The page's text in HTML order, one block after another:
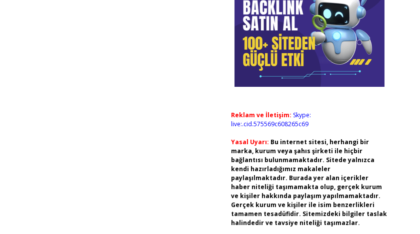
Reklam ve İletişim: Skype:
live:.cid.575569c608265c69
Yasal Uyarı: Bu internet sitesi, herhangi bir
marka, kurum veya şahıs şirketi ile hiçbir
bağlantısı bulunmamaktadır. Sitede yalnızca
kendi hazırladığımız makaleler
paylaşılmaktadır. Burada yer alan içerikler
haber niteliği taşımamakta olup, gerçek kurum
ve kişiler hakkında paylaşım yapılmamaktadır.
Gerçek kurum ve kişiler ile isim benzerlikleri
tamamen tesadüfidir. Sitemizdeki bilgiler taslak
halindedir ve tavsiye niteliği taşımazlar.